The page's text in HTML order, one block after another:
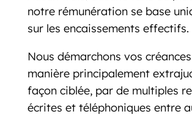
notre rémunération se base
sur les encaissements effectifs.
Nous démarchons vos
manière principalement
façon ciblée, par de multiples
écrites et téléphoniques entre